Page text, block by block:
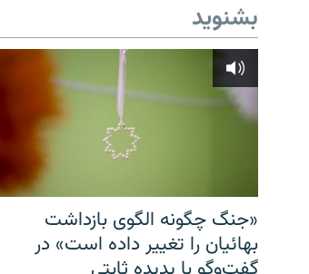
بشنوید
«جنگ چگونه الگوی بازداشت
بهائیان را تغییر داده است» در